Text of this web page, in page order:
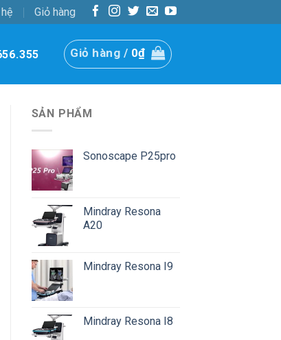
Giỏ hàng
Giỏ hàng / 0₫
SẢN PHẨM
Sonoscape P25pro
Mindray Resona
A20
Mindray Resona I9
Mindray Resona I8